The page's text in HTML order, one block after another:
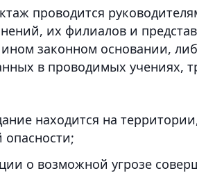
проводится
их филиалов и
законном основании,
в проводимых учениях,
находится на
опасности;
о возможной угрозе